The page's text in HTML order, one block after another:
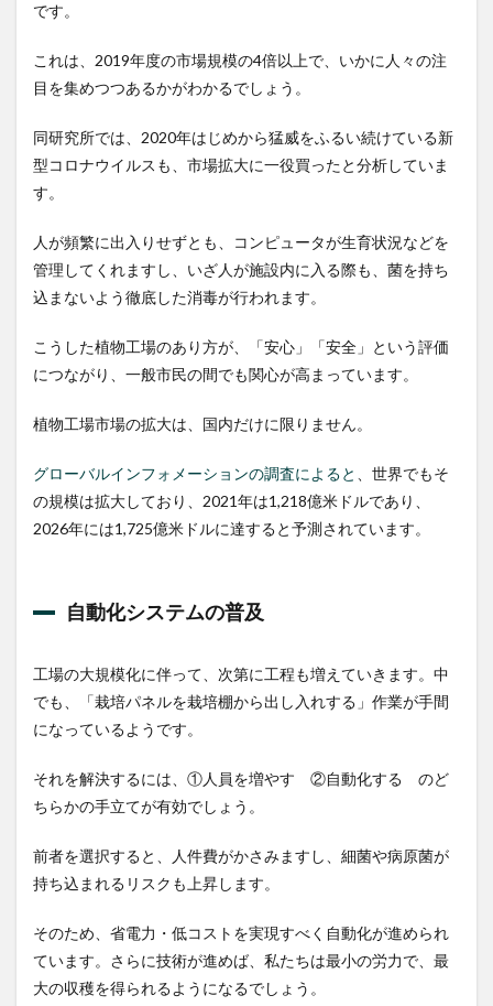
です。
これは、2019年度の市場規模の4倍以上で、いかに人々の注
目を集めつつあるかがわかるでしょう。
同研究所では、2020年はじめから猛威をふるい続けている新
型コロナウイルスも、市場拡大に一役買ったと分析していま
す。
人が頻繁に出入りせずとも、コンピュータが生育状況などを
管理してくれますし、いざ人が施設内に入る際も、菌を持ち
込まないよう徹底した消毒が行われます。
こうした植物工場のあり方が、「安心」「安全」という評価
につながり、一般市民の間でも関心が高まっています。
植物工場市場の拡大は、国内だけに限りません。
グローバルインフォメーションの調査によると
、世界でもそ
の規模は拡大しており、2021年は1,218億米ドルであり、
2026年には1,725億米ドルに達すると予測されています。
自動化システムの普及
工場の大規模化に伴って、次第に工程も増えていきます。中
でも、「栽培パネルを栽培棚から出し入れする」作業が手間
になっているようです。
それを解決するには、①人員を増やす ②自動化する のど
ちらかの手立てが有効でしょう。
前者を選択すると、人件費がかさみますし、細菌や病原菌が
持ち込まれるリスクも上昇します。
そのため、省電力・低コストを実現すべく自動化が進められ
ています。さらに技術が進めば、私たちは最小の労力で、最
大の収穫を得られるようになるでしょう。